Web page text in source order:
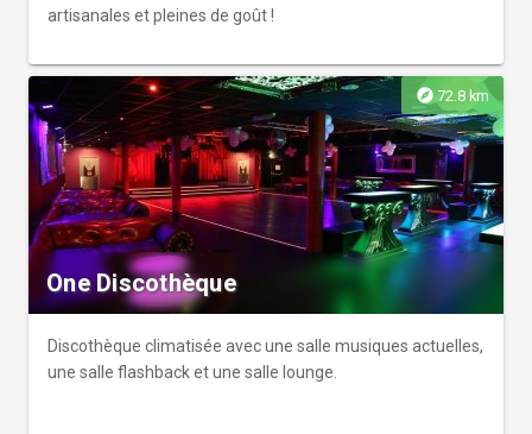
artisanales et pleines de goût !
explore 72.8 km
One Discothèque
Discothèque climatisée avec une salle musiques actuelles,
une salle flashback et une salle lounge.